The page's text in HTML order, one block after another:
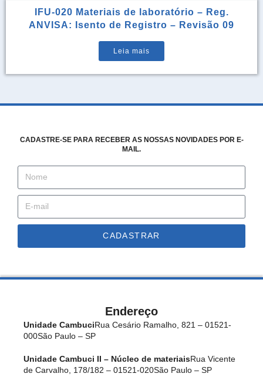
IFU-020 Materiais de laboratório – Reg.
ANVISA: Isento de Registro – Revisão 09
Leia mais
CADASTRE-SE PARA RECEBER AS NOSSAS NOVIDADES POR E-
MAIL.
CADASTRAR
Endereço
Unidade CambuciRua Cesário Ramalho, 821 – 01521-
000São Paulo – SP
Unidade Cambuci II – Núcleo de materiaisRua Vicente
de Carvalho, 178/182 – 01521-020São Paulo – SP